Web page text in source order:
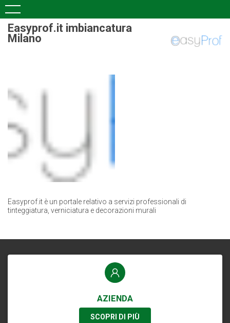
Easyprof.it imbiancatura
Milano
Easyprof.it è un portale relativo a servizi professionali di
tinteggiatura, verniciatura e decorazioni murali
AZIENDA
SCOPRI DI PIÙ